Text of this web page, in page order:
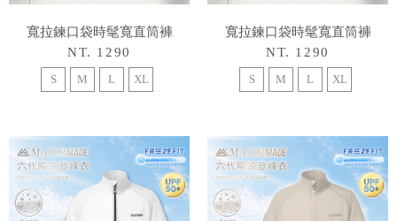
寬拉鍊口袋時髦寬直筒褲
NT. 1290
S M L XL
寬拉鍊口袋時髦寬直筒褲
NT. 1290
S M L XL